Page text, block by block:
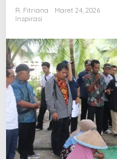
R. Fitriana
Maret 24, 2026
Inspirasi